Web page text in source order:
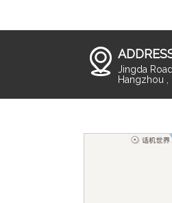
Jingda
Hangzhou ,